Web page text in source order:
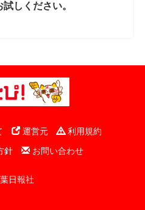
しください。
運営元
利用規約
針
お問い合わせ
日報社